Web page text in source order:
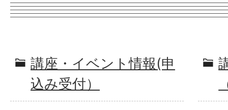
講座・イベント情報(申
込み受付）